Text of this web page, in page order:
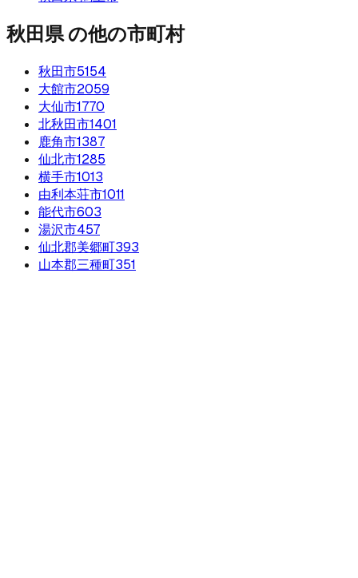
秋田県の他の市町村
秋田市5154
大館市2059
大仙市1770
北秋田市1401
鹿角市1387
仙北市1285
横手市1013
由利本荘市1011
能代市603
湯沢市457
仙北郡美郷町393
山本郡三種町351